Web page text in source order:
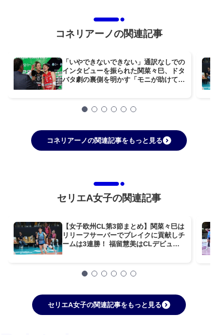
コネリアーノの関連記事
「いやできないできない」通訳なしでの
インタビューを振られた関菜々巳、ドタ
バタ劇の裏側を明かす「モニが助けてく
コネリアーノの関連記事をもっと見る
セリエA女子の関連記事
【女子欧州CL第3節まとめ】関菜々巳は
リリーフサーバーでブレイクに貢献しチ
ームは3連勝！ 福留慧美はCLデビュー
セリエA女子の関連記事をもっと見る